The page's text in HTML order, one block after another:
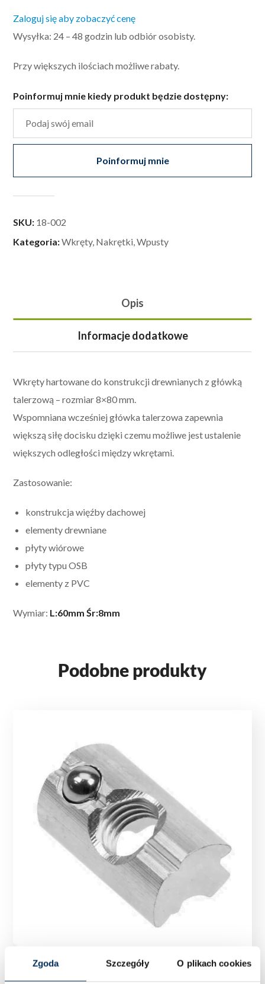
Zgoda Szczegóły O plikach cookies
Zaloguj się aby zobaczyć cenę
Wysyłka: 24 – 48 godzin lub odbiór osobisty.
Przy większych ilościach możliwe rabaty.
Poinformuj mnie kiedy produkt będzie dostępny:
Poinformuj mnie
SKU: 18-002
Kategoria:Wkręty, Nakrętki, Wpusty
Opis
Informacje dodatkowe
Wkręty hartowane do konstrukcji drewnianych z główką
talerzową – rozmiar 8×80 mm.
Wspomniana wcześniej główka talerzowa zapewnia
większą siłę docisku dzięki czemu możliwe jest ustalenie
większych odległości między wkrętami.
Zastosowanie:
konstrukcja więźby dachowej
elementy drewniane
płyty wiórowe
płyty typu OSB
elementy z PVC
Wymiar: L:60mm Śr:8mm
Podobne produkty
WPUST PRZESUWNY Z KULKĄ M8